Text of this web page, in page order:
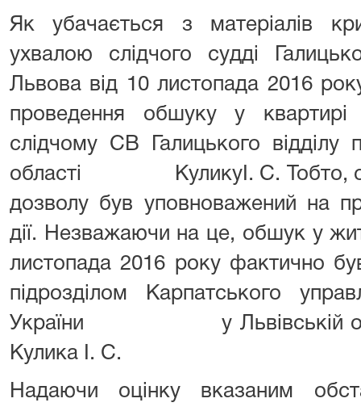
Як убачається з матеріалів
ухвалою слідчого судді
Львова від 10 листопада
проведення обшуку у
слідчому СВ Галицького відділу
області КуликуІ. С. Тобто,
дозволу був уповноважений на
дії. Незважаючи на це,
листопада 2016 року фактично
підрозділом Карпатського
України у Львівській
Кулика І. С.
Надаючи оцінку вказаним